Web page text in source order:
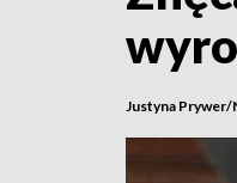
Justyna Prywer/